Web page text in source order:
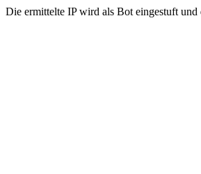
Die ermittelte IP wird als Bot eingestuft